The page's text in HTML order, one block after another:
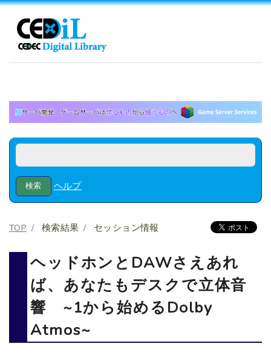
ヘルプ
TOP 検索結果 セッション情報
ヘッドホンとDAWさえあれ
ば、あなたもデスクで立体音
響 ~1から始めるDolby
Atmos~